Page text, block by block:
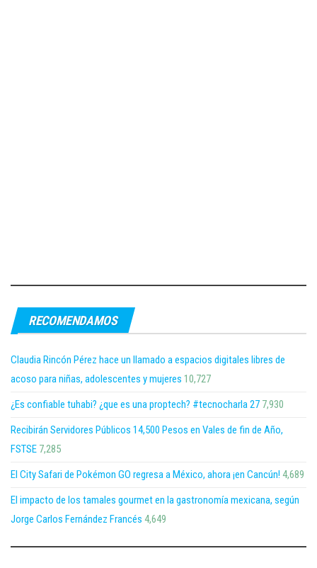
RECOMENDAMOS
Claudia Rincón Pérez hace un llamado a espacios digitales libres de
acoso para niñas, adolescentes y mujeres 10,727
¿Es confiable tuhabi? ¿que es una proptech? #tecnocharla 27 7,930
Recibirán Servidores Públicos 14,500 Pesos en Vales de fin de Año,
FSTSE 7,285
El City Safari de Pokémon GO regresa a México, ahora ¡en Cancún! 4,689
El impacto de los tamales gourmet en la gastronomía mexicana, según
Jorge Carlos Fernández Francés 4,649